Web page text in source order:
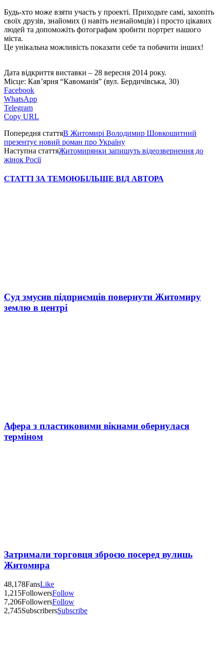
Будь-хто може взяти участь у проекті. Приходьте самі, захопіть
своїх друзів, знайомих (і навіть незнайомців) і просто цікавих
людей та допоможіть фотографам зробити портрет нашого
міста.
Це унікальна можливість показати себе та побачити інших!
Дата відкриття виставки – 28 вересня 2014 року.
Місце: Кав’ярня “Кавоманія” (вул. Бердичівська, 30)
Facebook
WhatsApp
Telegram
Copy URL
Попередня статтяВ Житомирі Володимир Шовкошитний
презентує новий роман про Україну
Наступна статтяЖитомирянки запишуть відеозвернення до
жінок Росії
СТАТТІ ЗА ТЕМОЮБІЛЬШЕ ВІД АВТОРА
Суд змусив підприємців повернути Житомиру
землю в центрі
Афера з пластиковими вікнами обернулася
терміном
Затримали торговця зброєю посеред вулиць
Житомира
48,178FansLike
1,215FollowersFollow
7,206FollowersFollow
2,745SubscribersSubscribe